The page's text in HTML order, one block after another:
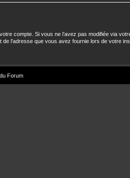
compte. Si vous ne l’avez pas modifiée via
de l’adresse que vous avez fournie lors de votre
Forum